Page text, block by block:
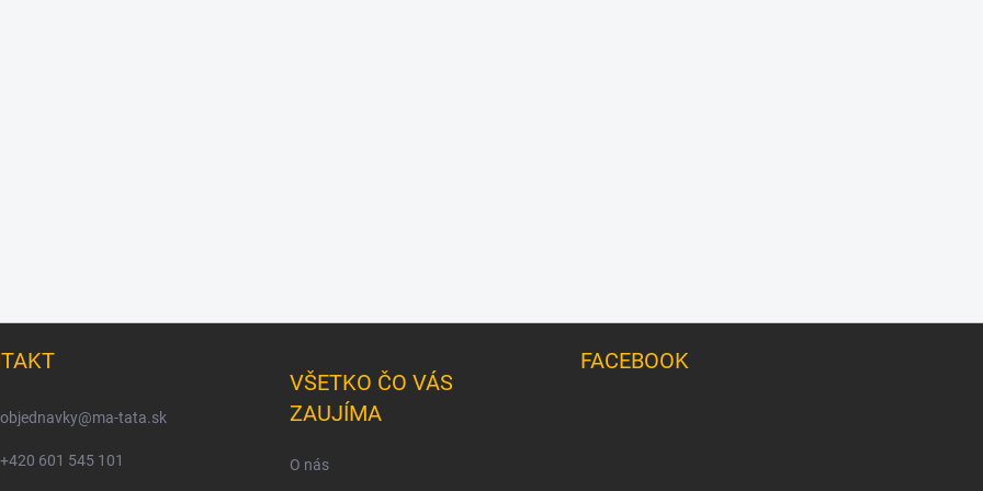
objednavky@ma-tata.sk
+420 601 545 101
VŠETKO ČO VÁS
ZAUJÍMA
O nás
FACEBOOK